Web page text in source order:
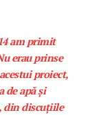
am primit
erau prinse
proiect,
de apă și
din discuțiile